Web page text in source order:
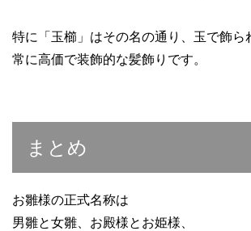
特に「玉櫛」はその名の通り、玉で飾ら
常に高価で装飾的な髪飾りです。
まとめ
お雛様の正式名称は
男雛と女雛、お殿様とお姫様、